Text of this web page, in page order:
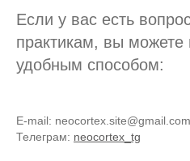
Если у вас есть
практикам, вы можете
удобным способом:
E-mail: neocortex.site@gmail.com
Телеграм: neocortex_tg